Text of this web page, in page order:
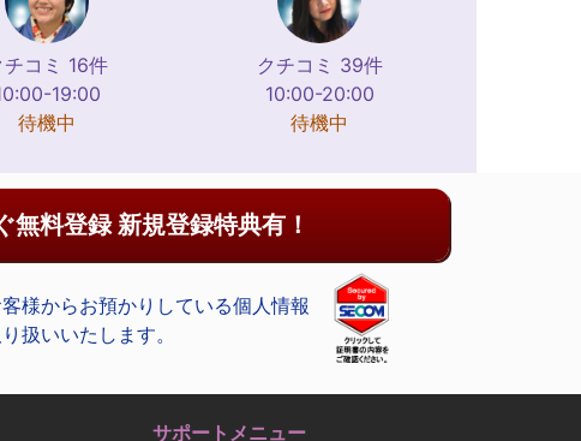
チコミ 16件
19:00
待機中
クチコミ 39件
10:00-20:00
待機中
無料登録 新規登録特典有！
様からお預かりしている個人情報
扱いいたします。
サポートメニュー